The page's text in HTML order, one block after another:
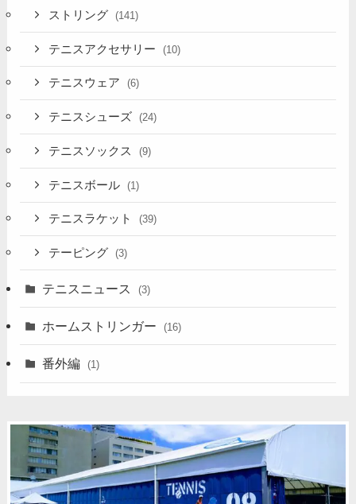
ストリング (141)
テニスアクセサリー (10)
テニスウェア (6)
テニスシューズ (24)
テニスソックス (9)
テニスボール (1)
テニスラケット (39)
テーピング (3)
テニスニュース (3)
ホームストリンガー (16)
番外編 (1)